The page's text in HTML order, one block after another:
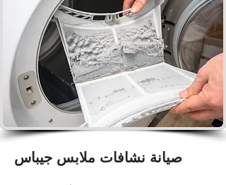
صيانة نشافات ملابس جيباس